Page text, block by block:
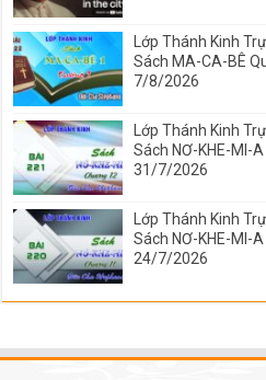
Lớp Thánh Kinh
Sách MA-CA-BÊ
7/8/2026
Lớp Thánh Kinh
Sách NƠ-KHE-MI-
31/7/2026
Lớp Thánh Kinh
Sách NƠ-KHE-MI-
24/7/2026